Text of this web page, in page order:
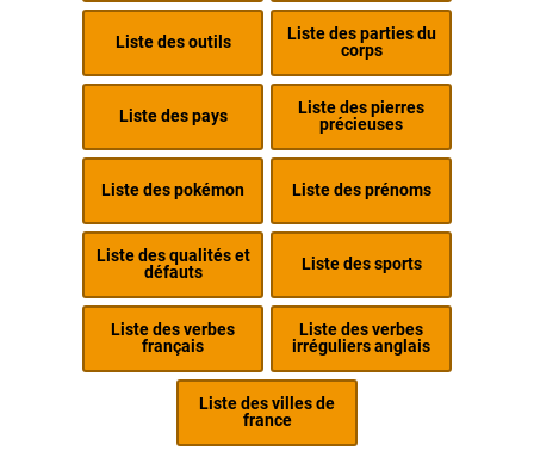
Liste des outils
Liste des parties du
corps
Liste des pays
Liste des pierres
précieuses
Liste des pokémon Liste des prénoms
Liste des qualités et
défauts
Liste des sports
Liste des verbes
français
Liste des verbes
irréguliers anglais
Liste des villes de
france